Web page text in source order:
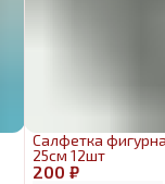
200 ₽
Салфетка
25см 12шт